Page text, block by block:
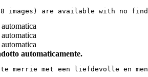
images) are available with no
automaticamente.
merrie met een liefdevolle en